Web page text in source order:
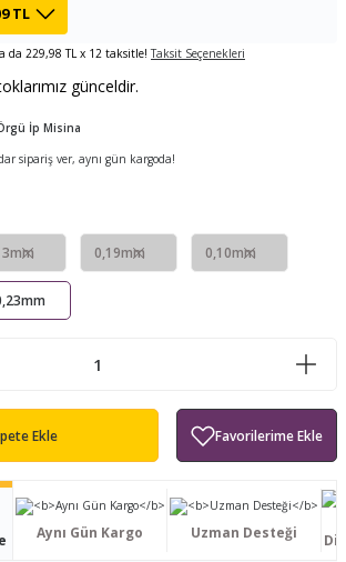
Makine Yağı
Göl Kamışı
Balık Malzemeleri Çantası
TL
da 229,98 TL x 12 taksitle! Taksit Seçenekleri
günceldir.
İp Misina
sipariş ver, aynı gün kargoda!
0,19mm 0,10mm
Ekle
Aynı Gün Kargo Uzman Desteği